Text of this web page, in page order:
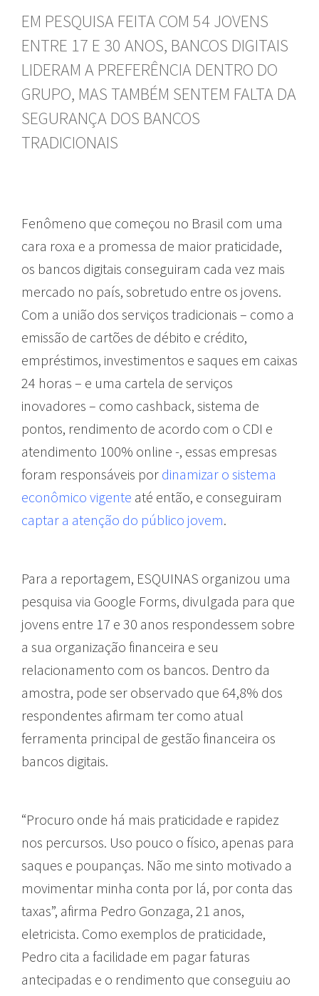
EM PESQUISA FEITA COM 54 JOVENS
ENTRE 17 E 30 ANOS, BANCOS DIGITAIS
LIDERAM A PREFERÊNCIA DENTRO DO
GRUPO, MAS TAMBÉM SENTEM FALTA DA
SEGURANÇA DOS BANCOS
TRADICIONAIS
Fenômeno que começou no Brasil com uma
cara roxa e a promessa de maior praticidade,
os bancos digitais conseguiram cada vez mais
mercado no país, sobretudo entre os jovens.
Com a união dos serviços tradicionais – como a
emissão de cartões de débito e crédito,
empréstimos, investimentos e saques em caixas
24 horas – e uma cartela de serviços
inovadores – como cashback, sistema de
pontos, rendimento de acordo com o CDI e
atendimento 100% online -, essas empresas
foram responsáveis por dinamizar o sistema
econômico vigente até então, e conseguiram
captar a atenção do público jovem.
Para a reportagem, ESQUINAS organizou uma
pesquisa via Google Forms, divulgada para que
jovens entre 17 e 30 anos respondessem sobre
a sua organização financeira e seu
relacionamento com os bancos. Dentro da
amostra, pode ser observado que 64,8% dos
respondentes afirmam ter como atual
ferramenta principal de gestão financeira os
bancos digitais.
“Procuro onde há mais praticidade e rapidez
nos percursos. Uso pouco o físico, apenas para
saques e poupanças. Não me sinto motivado a
movimentar minha conta por lá, por conta das
taxas”, afirma Pedro Gonzaga, 21 anos,
eletricista. Como exemplos de praticidade,
Pedro cita a facilidade em pagar faturas
antecipadas e o rendimento que conseguiu ao